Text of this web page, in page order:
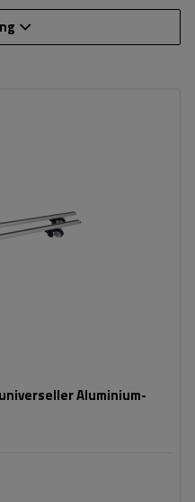
Aluminium-